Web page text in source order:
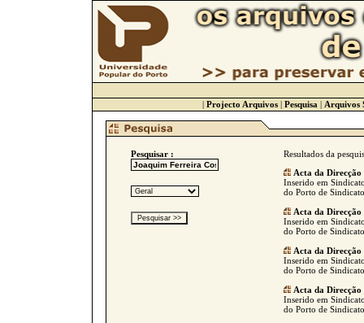
| Projecto Arquivos | Pesquisa | Arquivos
Pesquisar :
Resultados da
Acta da Direcção
Inserido em
do Porto de
Acta da Direcção
Inserido em
do Porto de
Acta da Direcção
Inserido em
do Porto de
Acta da Direcção
Inserido em
do Porto de